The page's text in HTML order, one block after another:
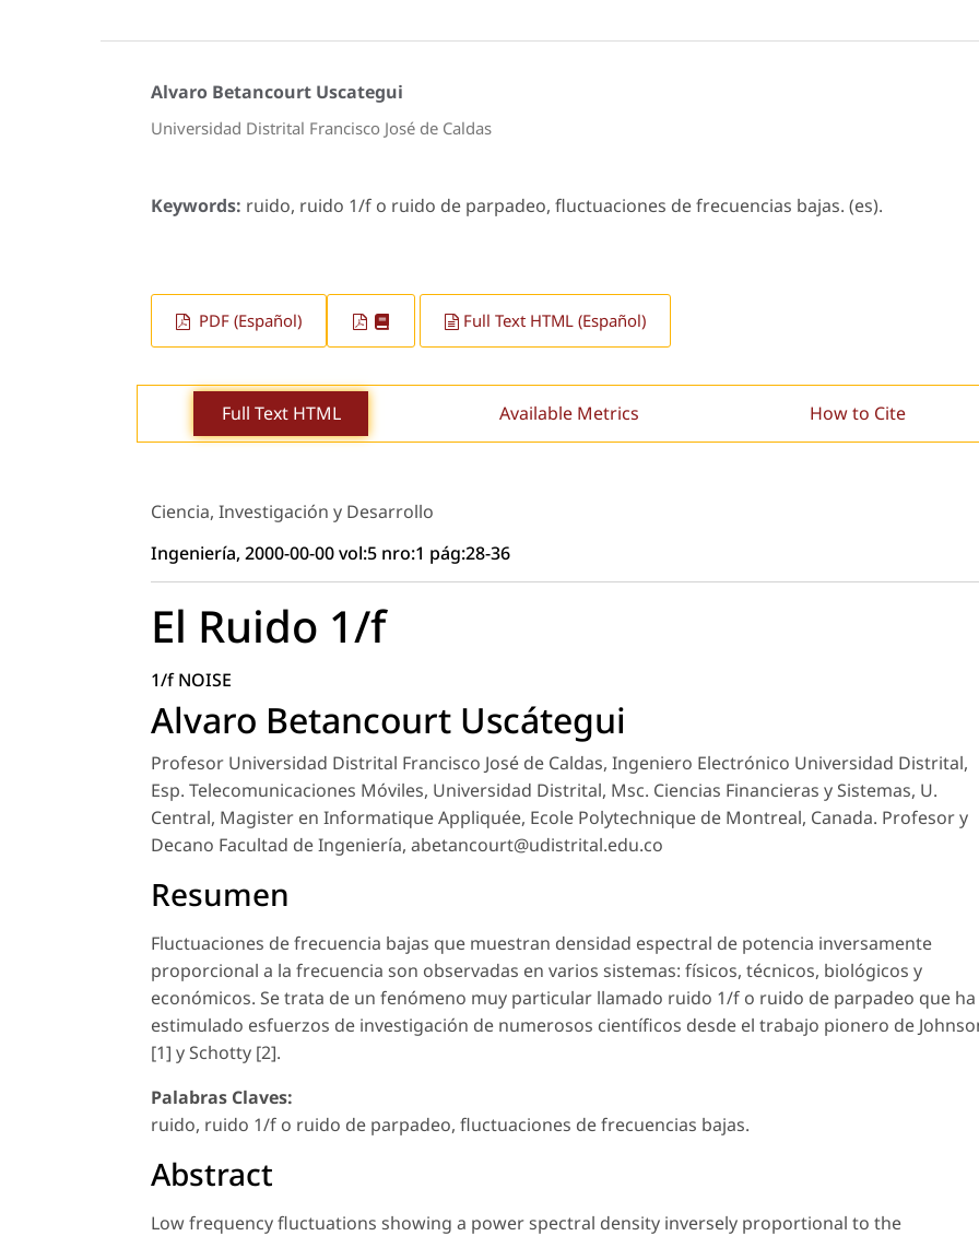
Alvaro Betancourt Uscategui
Universidad Distrital Francisco José de Caldas
Keywords: ruido, ruido 1/f o ruido de parpadeo, fluctuaciones de frecuencias bajas. (es).
PDF (Español) Full Text HTML (Español)
Full Text HTML Available Metrics How to Cite
Ciencia, Investigación y Desarrollo
Ingeniería, 2000-00-00 vol:5 nro:1 pág:28-36
El Ruido 1/f
1/f NOISE
Alvaro Betancourt Uscátegui
Profesor Universidad Distrital Francisco José de Caldas, Ingeniero Electrónico Universidad Distrital,
Esp. Telecomunicaciones Móviles, Universidad Distrital, Msc. Ciencias Financieras y Sistemas, U.
Central, Magister en Informatique Appliquée, Ecole Polytechnique de Montreal, Canada. Profesor y
Decano Facultad de Ingeniería, abetancourt@udistrital.edu.co
Resumen
Fluctuaciones de frecuencia bajas que muestran densidad espectral de potencia inversamente
proporcional a la frecuencia son observadas en varios sistemas: físicos, técnicos, biológicos y
económicos. Se trata de un fenómeno muy particular llamado ruido 1/f o ruido de parpadeo que ha
estimulado esfuerzos de investigación de numerosos científicos desde el trabajo pionero de
[1] y Schotty [2].
Palabras Claves:
ruido, ruido 1/f o ruido de parpadeo, fluctuaciones de frecuencias bajas.
Abstract
Low frequency fluctuations showing a power spectral density inversely proportional to the